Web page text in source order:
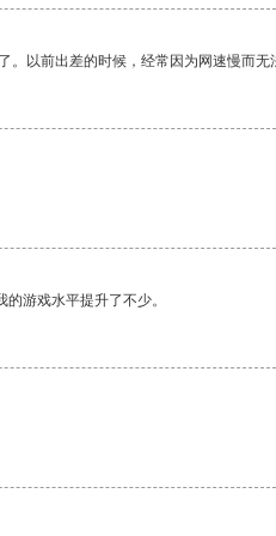
以前出差的时候，经常因为网速慢而无
游戏水平提升了不少。